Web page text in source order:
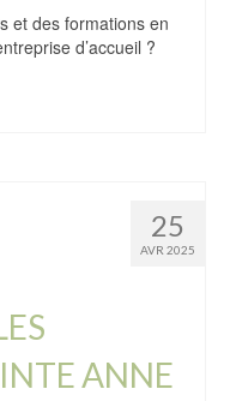
et des formations en
d’accueil ?
25
AVR 2025
ANNE